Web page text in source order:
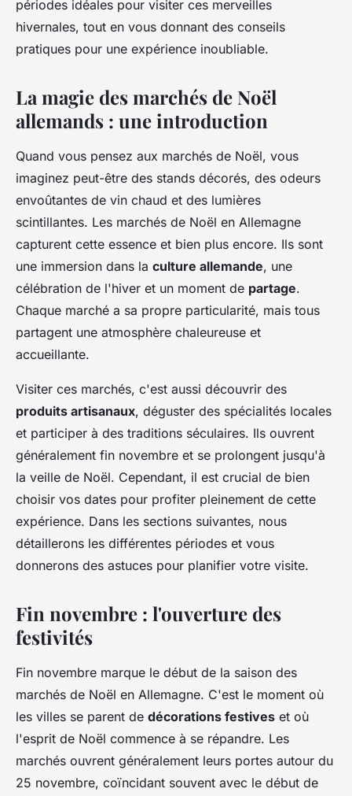
périodes idéales pour visiter ces merveilles
hivernales, tout en vous donnant des conseils
pratiques pour une expérience inoubliable.
La magie des marchés de Noël
allemands : une introduction
Quand vous pensez aux marchés de Noël, vous
imaginez peut-être des stands décorés, des odeurs
envoûtantes de vin chaud et des lumières
scintillantes. Les marchés de Noël en Allemagne
capturent cette essence et bien plus encore. Ils sont
une immersion dans la culture allemande, une
célébration de l'hiver et un moment de partage.
Chaque marché a sa propre particularité, mais tous
partagent une atmosphère chaleureuse et
accueillante.
Visiter ces marchés, c'est aussi découvrir des
produits artisanaux, déguster des spécialités locales
et participer à des traditions séculaires. Ils ouvrent
généralement fin novembre et se prolongent jusqu'à
la veille de Noël. Cependant, il est crucial de bien
choisir vos dates pour profiter pleinement de cette
expérience. Dans les sections suivantes, nous
détaillerons les différentes périodes et vous
donnerons des astuces pour planifier votre visite.
Fin novembre : l'ouverture des
festivités
Fin novembre marque le début de la saison des
marchés de Noël en Allemagne. C'est le moment où
les villes se parent de décorations festives et où
l'esprit de Noël commence à se répandre. Les
marchés ouvrent généralement leurs portes autour du
25 novembre, coïncidant souvent avec le début de